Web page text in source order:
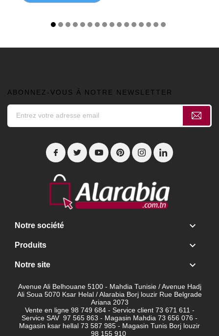
ABONNEZ-VOUS À NOTRE NEWSLETTER
Notre société 
Produits 
Notre site 
Avenue Ali Belhouane 5100 - Mahdia Tunisie / Avenue Hadj
Ali Soua 5070 Ksar Helal / Alarabia Borj louzir Rue Belgrade
Ariana 2073
Vente en ligne 98 749 684 - Service client 73 671 611 -
Service SAV 97 565 863 - Magasin Mahdia 73 656 076 -
Magasin ksar hellal 73 587 985 - Magasin Tunis Borj louzir
98 155 910